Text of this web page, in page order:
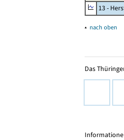
13 -
▴ nach oben
Das